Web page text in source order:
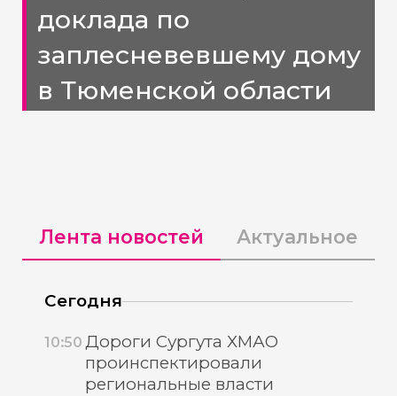
доклада по
заплесневевшему дому
в Тюменской области
Лента новостей Актуальное
Сегодня
10:50 Дороги Сургута ХМАО
проинспектировали
региональные власти